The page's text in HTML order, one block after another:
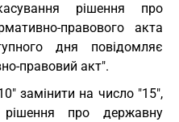
рішення про
правового акта
дня повідомляє
правовий акт".
замінити на число "15",
про державну